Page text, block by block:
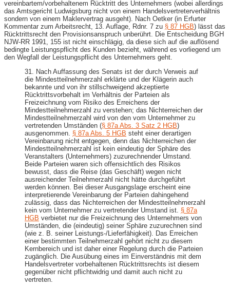
vereinbartem/vorbehaltenem Rücktritt des Unternehmers (wobei allerdings
das Amtsgericht Ludwigsburg nicht von einem Handelsvertreterverhältnis
sondern von einem Maklervertrag ausgeht). Nach Oetker (in Erfurter
Kommentar zum Arbeitsrecht, 13. Auflage, Rdnr. 7 zu § 87 HGB) lässt das
Rücktrittsrecht den Provisionsanspruch unberührt. Die Entscheidung BGH
NJW-RR 1991, 155 ist nicht einschlägig, da diese sich auf die auflösend
bedingte Leistungspflicht des Kunden bezieht, während es vorliegend um
den Wegfall der Leistungspflicht des Unternehmers geht.
31. Nach Auffassung des Senats ist der durch Verweis auf
die Mindestteilnehmerzahl erklärte und der Klägerin auch
bekannte und von ihr stillschweigend akzeptierte
Rücktrittsvorbehalt im Verhältnis der Parteien als
Freizeichnung vom Risiko des Erreichens der
Mindestteilnehmerzahl zu verstehen; das Nichterreichen der
Mindestteilnehmerzahl wird von den vom Unternehmer zu
vertretenden Umständen (§ 87a Abs. 3 Satz 2 HGB)
ausgenommen. § 87a Abs. 5 HGB steht einer derartigen
Vereinbarung nicht entgegen, denn das Nichterreichen der
Mindestteilnehmerzahl ist kein eindeutig der Sphäre des
Veranstalters (Unternehmers) zuzurechnender Umstand.
Beide Parteien waren sich offensichtlich des Risikos
bewusst, dass die Reise (das Geschäft) wegen nicht
ausreichender Teilnehmerzahl nicht hätte durchgeführt
werden können. Bei dieser Ausgangslage erscheint eine
interpretierende Vereinbarung der Parteien dahingehend
zulässig, dass das Nichterreichen der Mindestteilnehmerzahl
kein vom Unternehmer zu vertretender Umstand ist. § 87a
HGB verbietet nur die Freizeichnung des Unternehmers von
Umständen, die (eindeutig) seiner Sphäre zuzurechnen sind
(wie z. B. seiner Leistungs-/Lieferfähigkeit). Das Erreichen
einer bestimmten Teilnehmerzahl gehört nicht zu diesem
Kernbereich und ist daher einer Regelung durch die Parteien
zugänglich. Die Ausübung eines im Einverständnis mit dem
Handelsvertreter vorbehaltenen Rücktrittsrechts ist diesem
gegenüber nicht pflichtwidrig und damit auch nicht zu
vertreten.